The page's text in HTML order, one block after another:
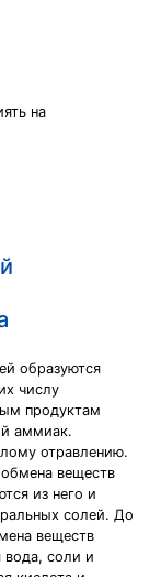
на
образуются
числу
продуктам
аммиак.
отравлению.
веществ
из него и
солей. До
веществ
вода, соли и